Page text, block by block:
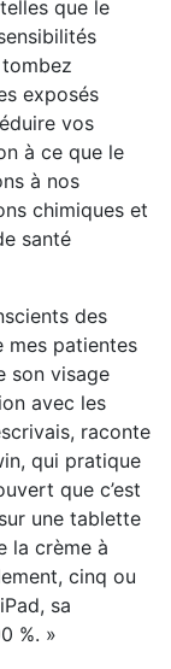
que le
exposés
vos
à ce que le
à nos
chimiques et
santé
des
mes patientes
son visage
avec les
raconte
qui pratique
que c’est
une tablette
la crème à
cinq ou
sa
%. »